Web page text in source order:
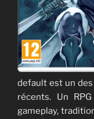
default est un des
récents. Un
gameplay,